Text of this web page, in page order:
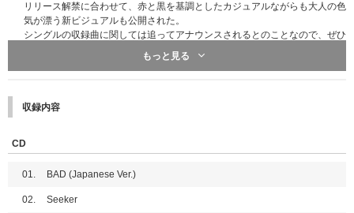
その他詳細はこちらをご確認ください。
※初回プレス分のみの封入特典となります。初回分終了後も商品ページの表
記の変更はございません。ご了承ください。
リリース解禁に合わせて、赤と黒を基調としたカジュアルながらも大人の色
気が漂う新ビジュアルも公開された。
シングルの収録曲に関しては追ってアナウンスされるとのことなので、ぜひ
●三方背ケース付き
【初回盤B】
●三方背ケース付き
もっと見る
収録内容
CD
01. BAD (Japanese Ver.)
02. Seeker